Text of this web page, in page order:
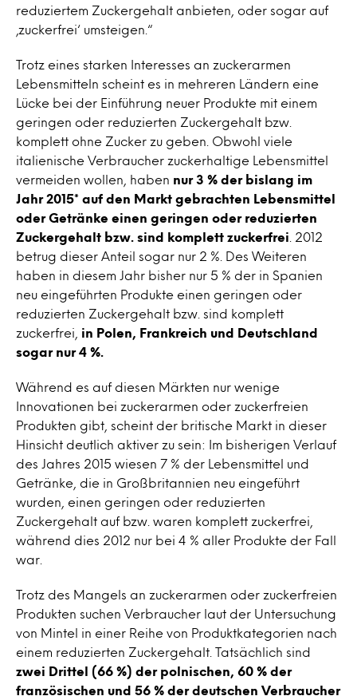
reduziertem Zuckergehalt anbieten, oder sogar auf
‚zuckerfrei‘ umsteigen.“
Trotz eines starken Interesses an zuckerarmen
Lebensmitteln scheint es in mehreren Ländern eine
Lücke bei der Einführung neuer Produkte mit einem
geringen oder reduzierten Zuckergehalt bzw.
komplett ohne Zucker zu geben. Obwohl viele
italienische Verbraucher zuckerhaltige Lebensmittel
vermeiden wollen, haben nur 3 % der bislang im
Jahr 2015* auf den Markt gebrachten Lebensmittel
oder Getränke einen geringen oder reduzierten
Zuckergehalt bzw. sind komplett zuckerfrei . 2012
betrug dieser Anteil sogar nur 2 %. Des Weiteren
haben in diesem Jahr bisher nur 5 % der in Spanien
neu eingeführten Produkte einen geringen oder
reduzierten Zuckergehalt bzw. sind komplett
zuckerfrei, in Polen, Frankreich und Deutschland
sogar nur 4 %.
Während es auf diesen Märkten nur wenige
Innovationen bei zuckerarmen oder zuckerfreien
Produkten gibt, scheint der britische Markt in dieser
Hinsicht deutlich aktiver zu sein: Im bisherigen Verlauf
des Jahres 2015 wiesen 7 % der Lebensmittel und
Getränke, die in Großbritannien neu eingeführt
wurden, einen geringen oder reduzierten
Zuckergehalt auf bzw. waren komplett zuckerfrei,
während dies 2012 nur bei 4 % aller Produkte der Fall
war.
Trotz des Mangels an zuckerarmen oder zuckerfreien
Produkten suchen Verbraucher laut der Untersuchung
von Mintel in einer Reihe von Produktkategorien nach
einem reduzierten Zuckergehalt. Tatsächlich sind
zwei Drittel (66 %) der polnischen, 60 % der
französischen und 56 % der deutschen Verbraucher